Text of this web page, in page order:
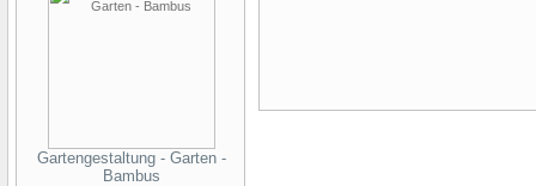
Gartengestaltung - Garten -
Bambus